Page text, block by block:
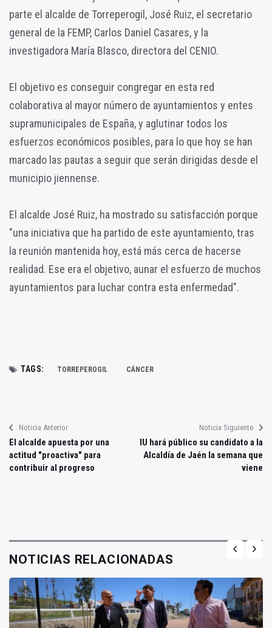
parte el alcalde de Torreperogil, José Ruiz, el secretario
general de la FEMP, Carlos Daniel Casares, y la
investigadora María Blasco, directora del CENIO.
El objetivo es conseguir congregar en esta red
colaborativa al mayor número de ayuntamientos y entes
supramunicipales de España, y aglutinar todos los
esfuerzos económicos posibles, para lo que hoy se han
marcado las pautas a seguir que serán dirigidas desde el
municipio jiennense.
El alcalde José Ruiz, ha mostrado su satisfacción porque
"una iniciativa que ha partido de este ayuntamiento, tras
la reunión mantenida hoy, está más cerca de hacerse
realidad. Ese era el objetivo, aunar el esfuerzo de muchos
ayuntamientos para luchar contra esta enfermedad".
TAGS: TORREPEROGIL CÁNCER
Noticia Anterior
El alcalde apuesta por una
actitud "proactiva" para
contribuir al progreso
Noticia Siguiente
IU hará público su candidato a la
Alcaldía de Jaén la semana que
viene
NOTICIAS RELACIONADAS